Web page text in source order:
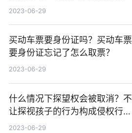
议有什么？
2023-06-29
买动车票要身份证吗？买动车票
要身份证忘记了怎么取票？
2023-06-29
什么情况下探望权会被取消？不
让探视孩子的行为构成侵权行为
吗？ 当前速读
2023-06-29